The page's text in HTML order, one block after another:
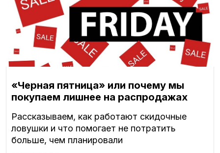
«Черная пятница» или почему мы
покупаем лишнее на распродажах
Рассказываем, как работают скидочные
ловушки и что помогает не потратить
больше, чем планировали